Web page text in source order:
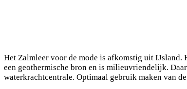
Het Zalmleer voor de mode is afkomstig uit
een geothermische bron en is milieuvriendelijk.
waterkrachtcentrale. Optimaal gebruik maken van